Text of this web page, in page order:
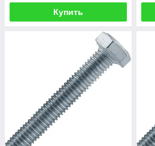
Купить